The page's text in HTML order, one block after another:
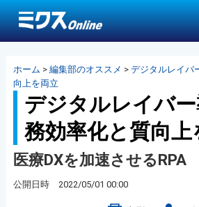
ホーム > 編集部のオススメ > デジタルレイバ
向上を両立
デジタルレイバ
務効率化と質向上
医療DXを加速させるRPA
公開日時 2022/05/01 00:00